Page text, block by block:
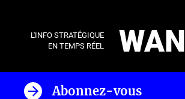
L'INFO STRATÉGIQUE
EN TEMPS RÉEL
WAN
Abonnez-vous